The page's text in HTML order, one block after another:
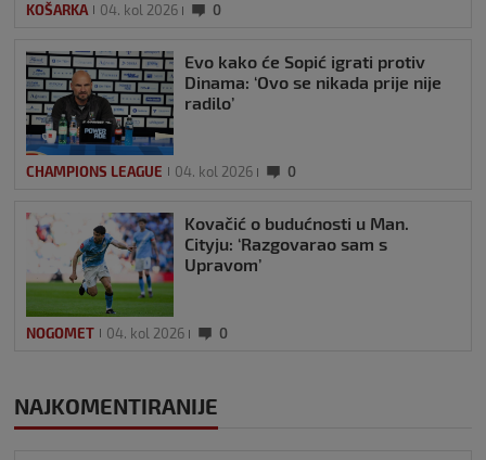
KOŠARKA 04. kol 2026 0
Evo kako će Sopić igrati protiv
Dinama: ‘Ovo se nikada prije nije
radilo’
CHAMPIONS LEAGUE 04. kol 2026 0
Kovačić o budućnosti u Man.
Cityju: ‘Razgovarao sam s
Upravom’
NOGOMET 04. kol 2026 0
NAJKOMENTIRANIJE